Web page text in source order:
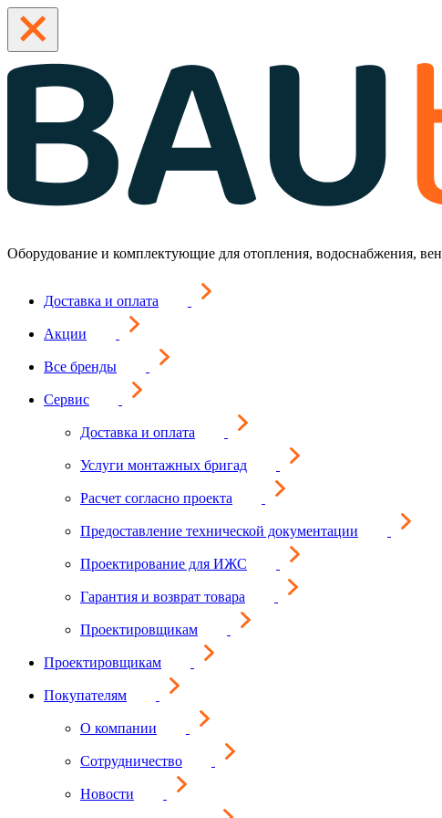
Оборудование и комплектующие для отопления, водоснабжения,
Доставка и оплата
Акции
Все бренды
Сервис
Доставка и оплата
Услуги монтажных бригад
Расчет согласно проекта
Предоставление технической документации
Проектирование для ИЖС
Гарантия и возврат товара
Проектировщикам
Проектировщикам
Покупателям
О компании
Сотрудничество
Новости